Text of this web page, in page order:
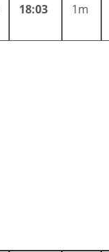
18:03 1m